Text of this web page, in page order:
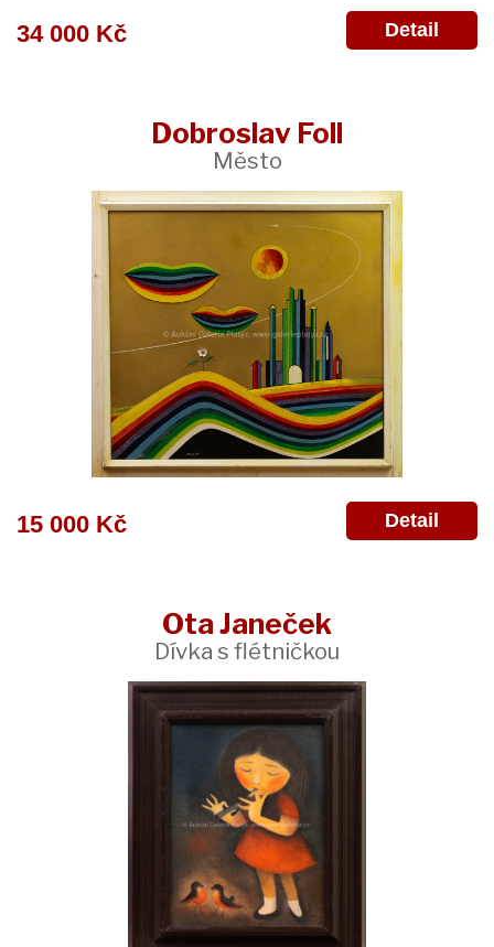
34 000 Kč Detail
Dobroslav Foll
Město
15 000 Kč Detail
Ota Janeček
Dívka s flétničkou